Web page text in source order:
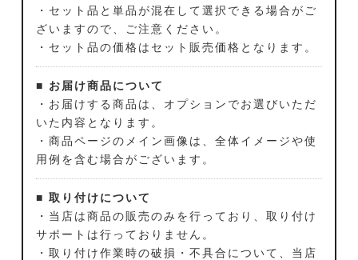
・セット品と単品が混在して選択できる場合がご
ざいますので、ご注意ください。
・セット品の価格はセット販売価格となります。
■ お届け商品について
・お届けする商品は、オプションでお選びいただ
いた内容となります。
・商品ページのメイン画像は、全体イメージや使
用例を含む場合がございます。
■ 取り付けについて
・当店は商品の販売のみを行っており、取り付け
サポートは行っておりません。
・取り付け作業時の破損・不具合について、当店